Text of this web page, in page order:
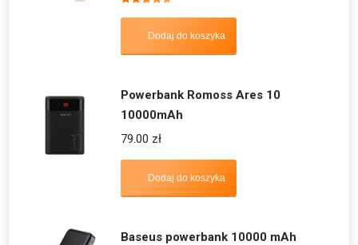
4.67
Dodaj do koszyka
Powerbank Romoss Ares 10
10000mAh
79.00 zł
Dodaj do koszyka
Baseus powerbank 10000 mAh